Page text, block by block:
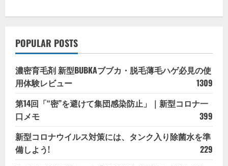
POPULAR POSTS
濃密育毛剤 新型BUBKAブブカ・脱毛薄毛ハゲ必見の使
用体験レビュー
1309
第14回「“密”を避けて集団感染防止」｜新型コロナ一
口メモ
399
新型コロナウイルス対策には、タンク入り除菌水を準
備しよう!
229